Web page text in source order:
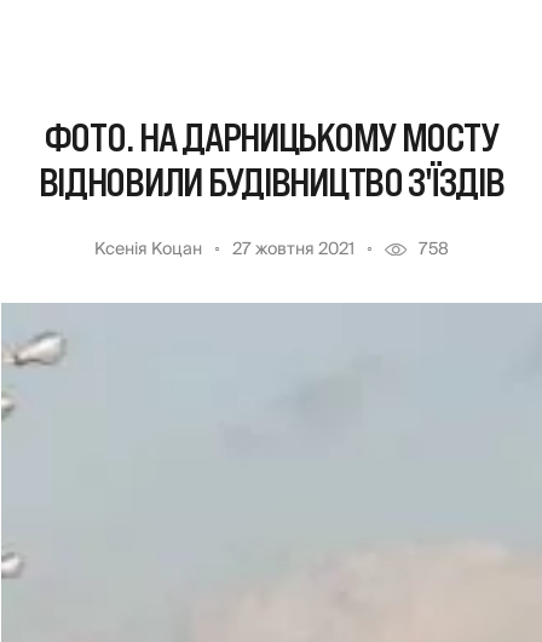
ФОТО. НА ДАРНИЦЬКОМУ МОСТУ
ВІДНОВИЛИ БУДІВНИЦТВО З'ЇЗДІВ
Ксенія Коцан 27 жовтня 2021 758